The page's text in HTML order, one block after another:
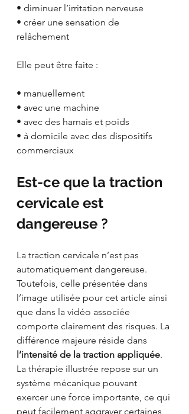
• diminuer l’irritation nerveuse
• créer une sensation de
relâchement
Elle peut être faite :
• manuellement
• avec une machine
• avec des harnais et poids
• à domicile avec des dispositifs
commerciaux
Est-ce que la traction
cervicale est
dangereuse ?
La traction cervicale n’est pas
automatiquement dangereuse.
Toutefois, celle présentée dans
l’image utilisée pour cet article ainsi
que dans la vidéo associée
comporte clairement des risques. La
différence majeure réside dans
l’intensité de la traction appliquée.
La thérapie illustrée repose sur un
système mécanique pouvant
exercer une force importante, ce qui
peut facilement aggraver certaines